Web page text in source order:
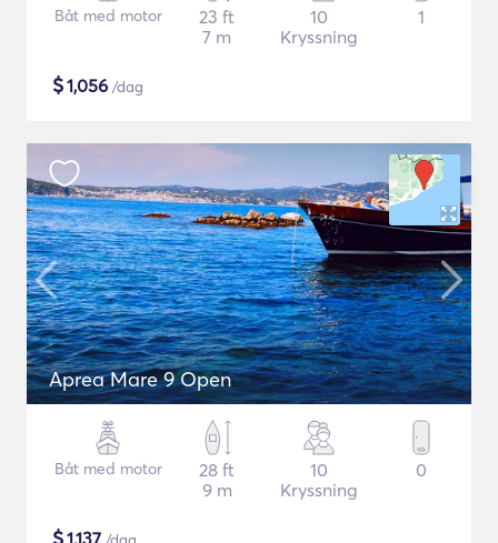
Båt med motor
23 ft
7 m
10
Kryssning
1
$1,056 /dag
Aprea Mare 9 Open
Båt med motor
28 ft
9 m
10
Kryssning
0
1,137